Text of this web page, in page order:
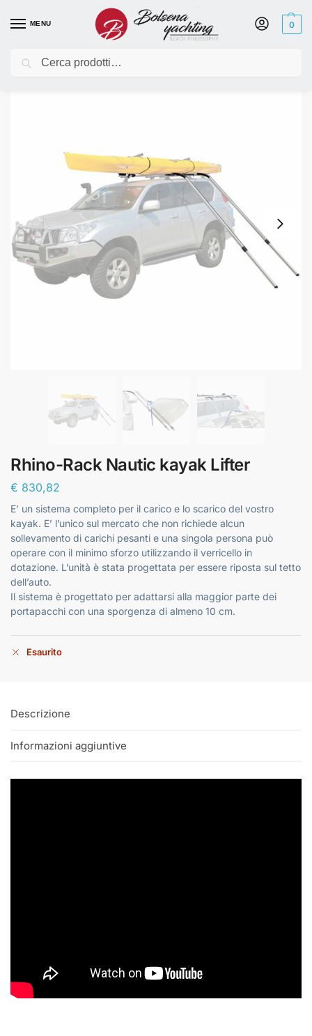
MENU 0
Home / Hobie Eclipse Stand Up a Pedali Sup
Rhino-Rack Nautic kayak Lifter
€ 830,82
E’ un sistema completo per il carico e lo scarico del vostro
kayak. E’ l’unico sul mercato che non richiede alcun
sollevamento di carichi pesanti e una singola persona può
operare con il minimo sforzo utilizzando il verricello in
dotazione. L’unità è stata progettata per essere riposta sul tetto
dell’auto.
Il sistema è progettato per adattarsi alla maggior parte dei
portapacchi con una sporgenza di almeno 10 cm.
Esaurito
Descrizione
Informazioni aggiuntive